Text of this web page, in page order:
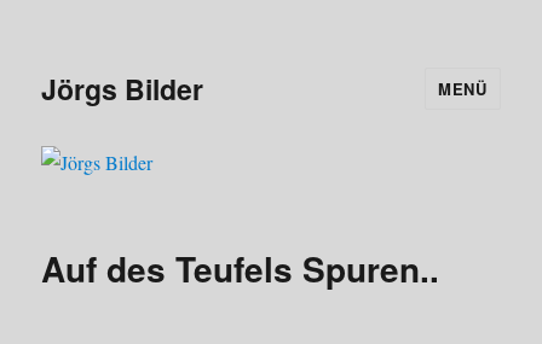
Jörgs Bilder MENÜ
Auf des Teufels Spuren..